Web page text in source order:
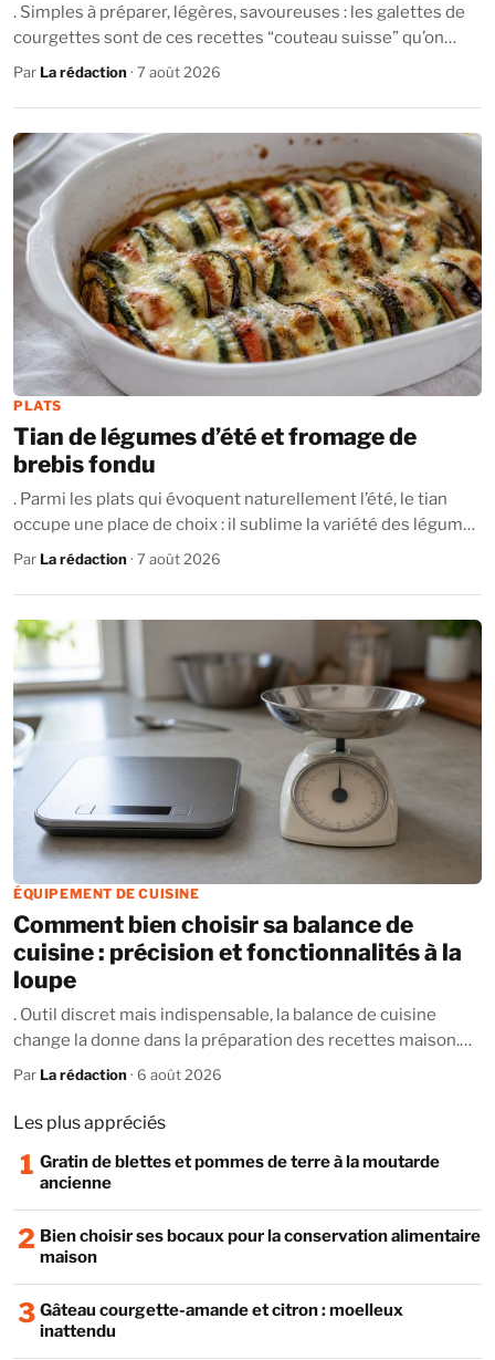
. Simples à préparer, légères, savoureuses : les galettes de
courgettes sont de ces recettes “couteau suisse” qu’on
aime glisser dans ses menus...
Par La rédaction · 7 août 2026
PLATS
Tian de légumes d’été et fromage de
brebis fondu
. Parmi les plats qui évoquent naturellement l’été, le tian
occupe une place de choix : il sublime la variété des légumes
ensoleillés, révèle leur...
Par La rédaction · 7 août 2026
ÉQUIPEMENT DE CUISINE
Comment bien choisir sa balance de
cuisine : précision et fonctionnalités à la
loupe
. Outil discret mais indispensable, la balance de cuisine
change la donne dans la préparation des recettes maison.
De la pâtisserie ultra précise...
Par La rédaction · 6 août 2026
Les plus appréciés
1 Gratin de blettes et pommes de terre à la moutarde
ancienne
2 Bien choisir ses bocaux pour la conservation alimentaire
maison
3 Gâteau courgette-amande et citron : moelleux
inattendu